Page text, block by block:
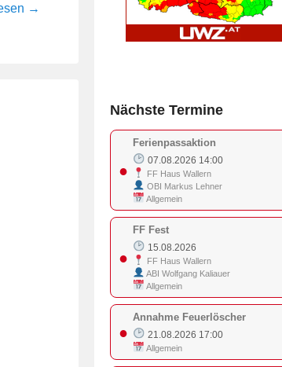
→
Nächste Termine
●
Ferienpassaktion
07.08.2026 14:00
FF Haus Wallern
OBI Markus Lehner
Allgemein
●
FF Fest
15.08.2026
FF Haus Wallern
ABI Wolfgang Kaliauer
Allgemein
●
Annahme Feuerlöscher
21.08.2026 17:00
Allgemein